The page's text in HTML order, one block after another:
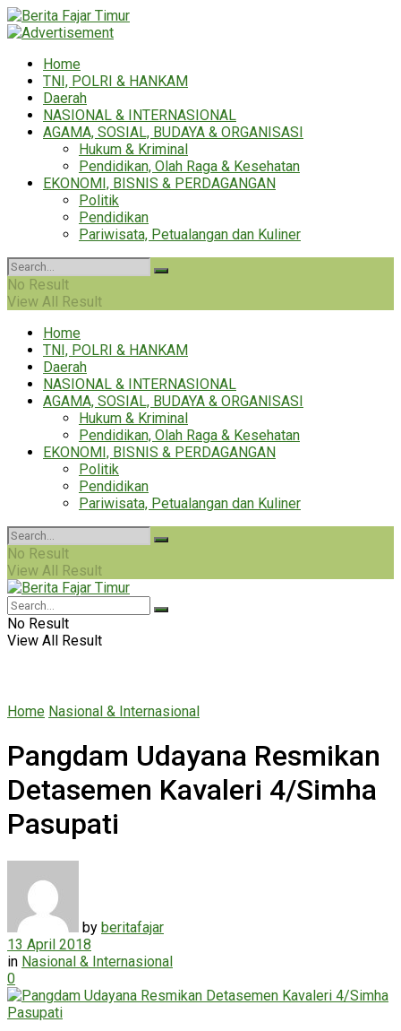
Home
TNI, POLRI & HANKAM
Daerah
NASIONAL & INTERNASIONAL
AGAMA, SOSIAL, BUDAYA & ORGANISASI
Hukum & Kriminal
Pendidikan, Olah Raga & Kesehatan
EKONOMI, BISNIS & PERDAGANGAN
Politik
Pendidikan
Pariwisata, Petualangan dan Kuliner
No Result
View All Result
Home
TNI, POLRI & HANKAM
Daerah
NASIONAL & INTERNASIONAL
AGAMA, SOSIAL, BUDAYA & ORGANISASI
Hukum & Kriminal
Pendidikan, Olah Raga & Kesehatan
EKONOMI, BISNIS & PERDAGANGAN
Politik
Pendidikan
Pariwisata, Petualangan dan Kuliner
No Result
View All Result
No Result
View All Result
Home Nasional & Internasional
Pangdam Udayana Resmikan
Detasemen Kavaleri 4/Simha
Pasupati
by beritafajar
13 April 2018
in Nasional & Internasional
0